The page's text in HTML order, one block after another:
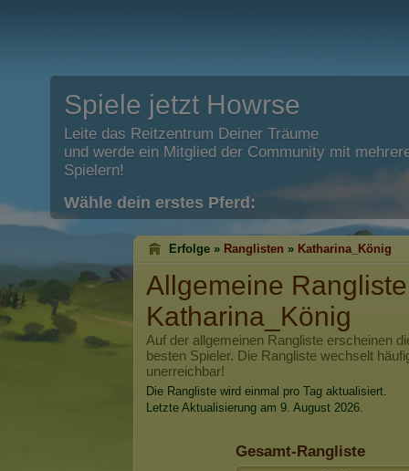
Spiele jetzt Howrse
Leite das Reitzentrum Deiner Träume
und werde ein Mitglied der Community mit
Spielern!
Wähle dein erstes Pferd:
Erfolge » Ranglisten » Katharina_König
Allgemeine
Katharina_König
Auf der allgemeinen Rangliste erscheinen
besten Spieler. Die Rangliste wechselt
unerreichbar!
Die Rangliste wird einmal pro Tag aktualisiert.
Letzte Aktualisierung am 9. August 2026.
Gesamt-Rangliste